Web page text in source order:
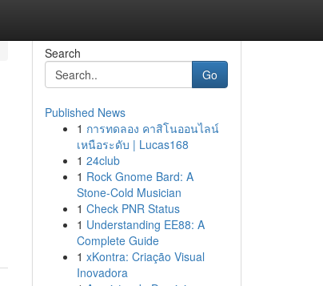
Search
Go
Published News
1 การทดลอง คาสิโนออนไลน์
เหนือระดับ | Lucas168
1 24club
1 Rock Gnome Bard: A
Stone-Cold Musician
1 Check PNR Status
1 Understanding EE88: A
Complete Guide
1 xKontra: Criação Visual
Inovadora